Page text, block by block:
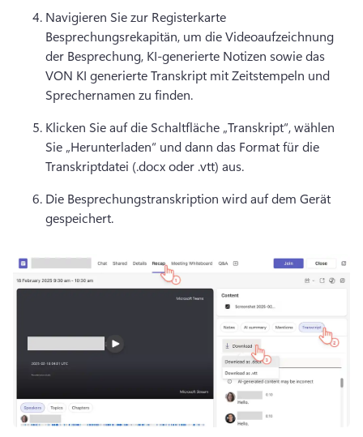
Navigieren Sie zur Registerkarte
Besprechungsrekapitän, um die Videoaufzeichnung
der Besprechung, KI-generierte Notizen sowie das
VON KI generierte Transkript mit Zeitstempeln und
Sprechernamen zu finden.
Klicken Sie auf die Schaltfläche „Transkript“, wählen
Sie „Herunterladen“ und dann das Format für die
Transkriptdatei (.docx oder .vtt) aus.
Die Besprechungstranskription wird auf dem Gerät
gespeichert.